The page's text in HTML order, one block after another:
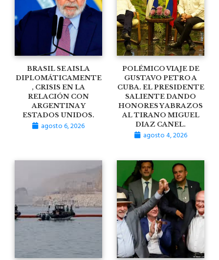
BRASIL SE AISLA
DIPLOMÁTICAMENTE
, CRISIS EN LA
RELACIÓN CON
ARGENTINA Y
ESTADOS UNIDOS.
agosto 6, 2026
POLÉMICO VIAJE DE
GUSTAVO PETRO A
CUBA. EL PRESIDENTE
SALIENTE DANDO
HONORES Y ABRAZOS
AL TIRANO MIGUEL
DIAZ CANEL.
agosto 4, 2026